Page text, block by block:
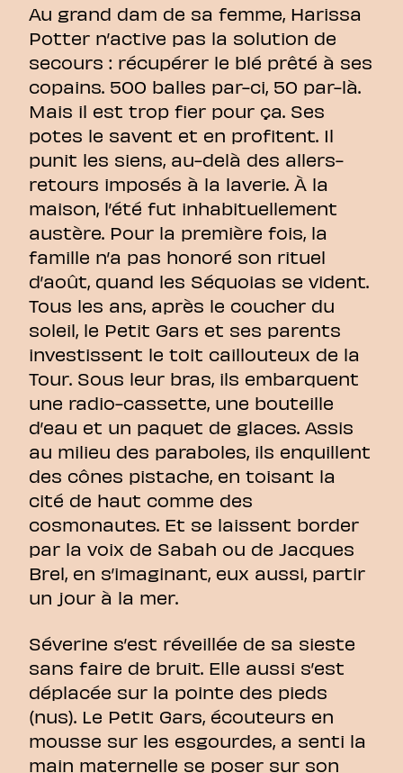
Au grand dam de sa femme, Harissa
Potter n’active pas la solution de
secours : récupérer le blé prêté à ses
copains. 500 balles par-ci, 50 par-là.
Mais il est trop fier pour ça. Ses
potes le savent et en profitent. Il
punit les siens, au-delà des allers-
retours imposés à la laverie. À la
maison, l’été fut inhabituellement
austère. Pour la première fois, la
famille n’a pas honoré son rituel
d’août, quand les Séquoias se vident.
Tous les ans, après le coucher du
soleil, le Petit Gars et ses parents
investissent le toit caillouteux de la
Tour. Sous leur bras, ils embarquent
une radio-cassette, une bouteille
d’eau et un paquet de glaces. Assis
au milieu des paraboles, ils enquillent
des cônes pistache, en toisant la
cité de haut comme des
cosmonautes. Et se laissent border
par la voix de Sabah ou de Jacques
Brel, en s’imaginant, eux aussi, partir
un jour à la mer.
Séverine s’est réveillée de sa sieste
sans faire de bruit. Elle aussi s’est
déplacée sur la pointe des pieds
(nus). Le Petit Gars, écouteurs en
mousse sur les esgourdes, a senti la
main maternelle se poser sur son